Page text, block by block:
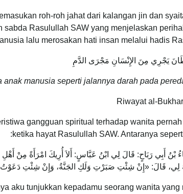
roh-roh jahat dari kalangan jin dan
Rasulullah SAW yang menjelaskan
lalu merosakan hati insan melalui hadis
يَجْرِي مِنَ الإِنْسَانِ مَجْرَى الدَّمِ
manusia seperti jalannya darah pada
Riwayat al-
gangguan spiritual terhadap wanita
ketika hayat Rasulullah SAW. Antaranya
بْنُ أَبِي رَبَاحٍ: قَالَ لِي ابْنُ عَبَّاسٍ: أَلاَ أُرِيكَ امْرَأَةً مِنْ
لِي، قَالَ: «إِنْ شِئْتِ صَبَرْتِ وَلَكِ الجَنَّةُ، وَإِنْ شِئْتِ دَعَوْتُ
aku tunjukkan kepadamu seorang wanita yang